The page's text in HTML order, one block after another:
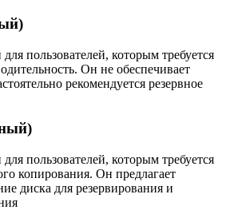
пользователей, которым требуется
Он не обеспечивает
рекомендуется резервное
пользователей, которым требуется
копирования. Он предлагает
диска для резервирования и